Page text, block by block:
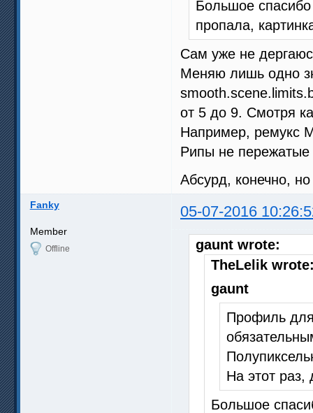
Большое спасибо
пропала,
Сам уже не
Меняю лишь одно
от 5 до 9. Смотря
Например, ремукс
Рипы не пережатые
Абсурд, конечно,
Fanky 05-07-2016
Member
Offline
gaunt wrote:
TheLelik
gaunt
Профиль
На этот
Большое